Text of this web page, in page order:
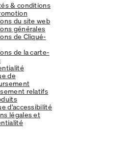
& conditions
du site web
générales
de Cliqué-
de la carte-
de
relatifs
d'accessibilité
légales et